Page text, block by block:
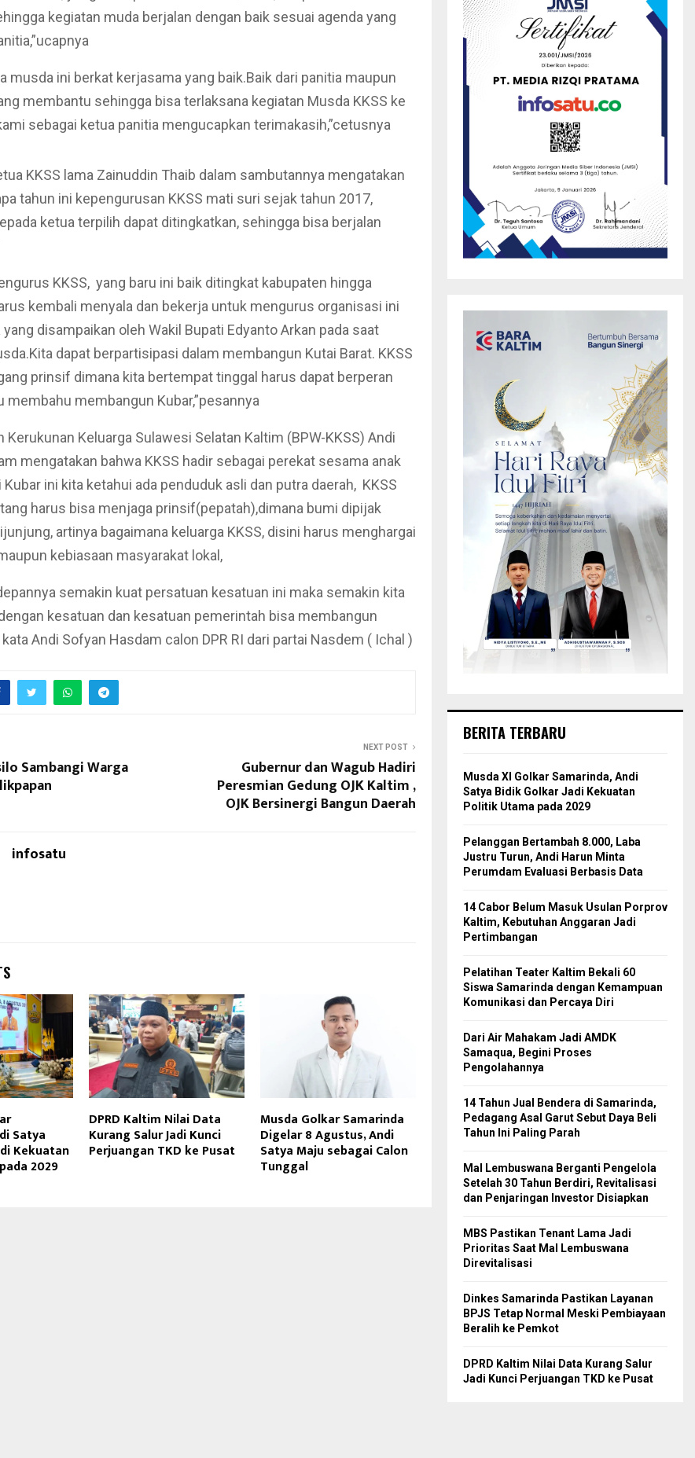
kegiatan muda berjalan dengan baik sesuai agenda yang
musda ini berkat kerjasama yang baik.Baik dari panitia maupun
membantu sehingga bisa terlaksana kegiatan Musda KKSS ke
sebagai ketua panitia mengucapkan terimakasih,”cetusnya
KKSS lama Zainuddin Thaib dalam sambutannya mengatakan
tahun ini kepengurusan KKSS mati suri sejak tahun 2017,
ketua terpilih dapat ditingkatkan, sehingga bisa berjalan
KKSS, yang baru ini baik ditingkat kabupaten hingga
kembali menyala dan bekerja untuk mengurus organisasi ini
disampaikan oleh Wakil Bupati Edyanto Arkan pada saat
dapat berpartisipasi dalam membangun Kutai Barat. KKSS
prinsif dimana kita bertempat tinggal harus dapat berperan
membahu membangun Kubar,”pesannya
Kerukunan Keluarga Sulawesi Selatan Kaltim (BPW-KKSS) Andi
mengatakan bahwa KKSS hadir sebagai perekat sesama anak
Kubar ini kita ketahui ada penduduk asli dan putra daerah, KKSS
harus bisa menjaga prinsif(pepatah),dimana bumi dipijak
artinya bagaimana keluarga KKSS, disini harus menghargai
kebiasaan masyarakat lokal,
semakin kuat persatuan kesatuan ini maka semakin kita
kesatuan dan kesatuan pemerintah bisa membangun
kata Andi Sofyan Hasdam calon DPR RI dari partai Nasdem ( Ichal )
Sambangi Warga
NEXT POST
Gubernur dan Wagub Hadiri
Peresmian Gedung OJK Kaltim ,
OJK Bersinergi Bangun Daerah
infosatu
Satya
Kekuatan
2029
DPRD Kaltim Nilai Data
Kurang Salur Jadi Kunci
Perjuangan TKD ke Pusat
Musda Golkar Samarinda
Digelar 8 Agustus, Andi
Satya Maju sebagai Calon
Tunggal
BERITA TERBARU
Musda XI Golkar Samarinda, Andi
Satya Bidik Golkar Jadi Kekuatan
Politik Utama pada 2029
Pelanggan Bertambah 8.000, Laba
Justru Turun, Andi Harun Minta
Perumdam Evaluasi Berbasis Data
14 Cabor Belum Masuk Usulan Porprov
Kaltim, Kebutuhan Anggaran Jadi
Pertimbangan
Pelatihan Teater Kaltim Bekali 60
Siswa Samarinda dengan Kemampuan
Komunikasi dan Percaya Diri
Dari Air Mahakam Jadi AMDK
Samaqua, Begini Proses
Pengolahannya
14 Tahun Jual Bendera di Samarinda,
Pedagang Asal Garut Sebut Daya Beli
Tahun Ini Paling Parah
Mal Lembuswana Berganti Pengelola
Setelah 30 Tahun Berdiri, Revitalisasi
dan Penjaringan Investor Disiapkan
MBS Pastikan Tenant Lama Jadi
Prioritas Saat Mal Lembuswana
Direvitalisasi
Dinkes Samarinda Pastikan Layanan
BPJS Tetap Normal Meski Pembiayaan
Beralih ke Pemkot
DPRD Kaltim Nilai Data Kurang Salur
Jadi Kunci Perjuangan TKD ke Pusat